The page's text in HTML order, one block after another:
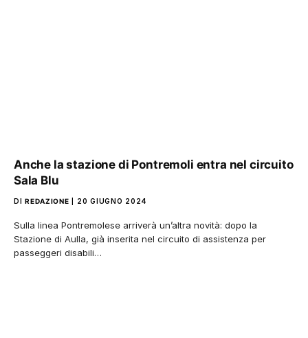
Anche la stazione di Pontremoli entra nel circuito
Sala Blu
DI REDAZIONE 20 GIUGNO 2024
Sulla linea Pontremolese arriverà un’altra novità: dopo la
Stazione di Aulla, già inserita nel circuito di assistenza per
passeggeri disabili…